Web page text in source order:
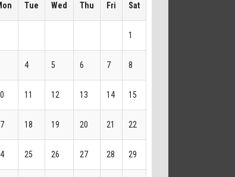
Tue Wed Thu Fri Sat
1
4 5 6 7 8
11 12 13 14 15
18 19 20 21 22
25 26 27 28 29